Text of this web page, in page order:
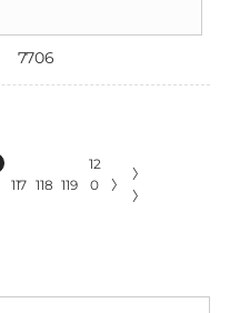
7706
117 118 119
12
0
〉
〉
〉